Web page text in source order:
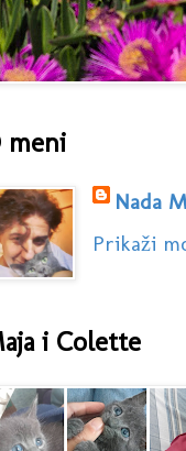
meni
Nada
Prikaži
i Colette